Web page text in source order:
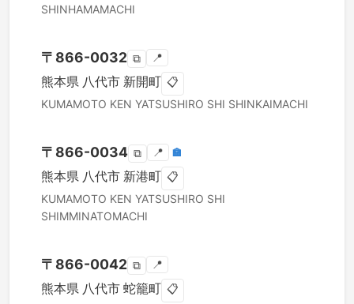
SHINHAMAMACHI
〒 866-0032 ⧉ 📍
熊本県 八代市 新開町 📋
KUMAMOTO KEN YATSUSHIRO SHI SHINKAIMACHI
〒 866-0034 ⧉ 📍 🏣
熊本県 八代市 新港町 📋
KUMAMOTO KEN YATSUSHIRO SHI
SHIMMINATOMACHI
〒 866-0042 ⧉ 📍
熊本県 八代市 蛇籠町 📋